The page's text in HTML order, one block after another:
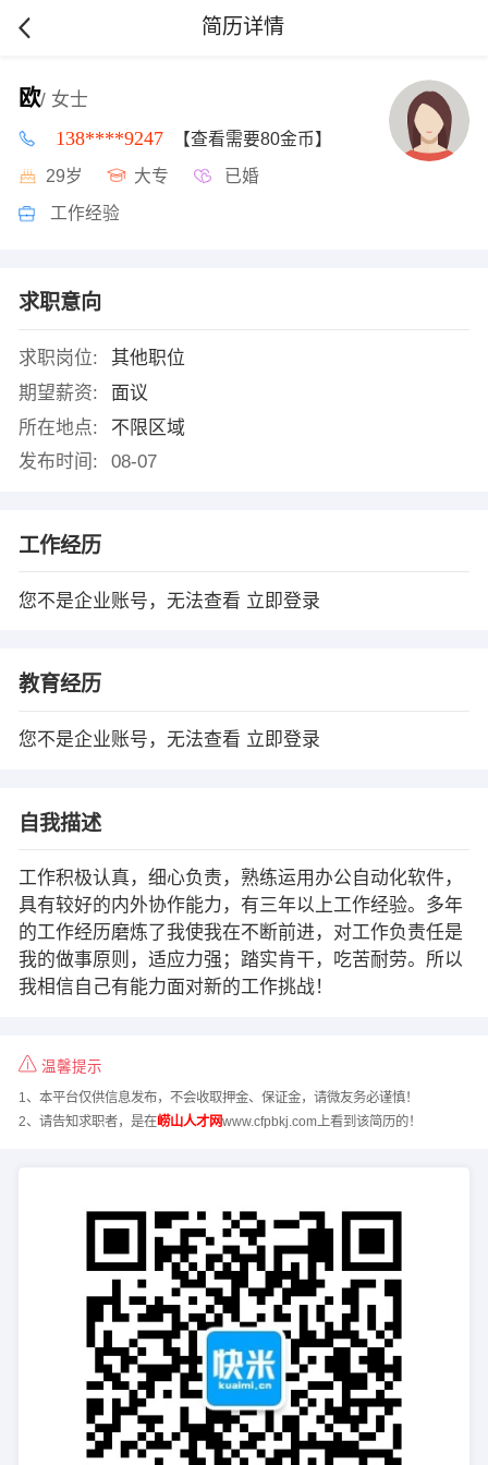
简历详情
欧/ 女士
138****9247 【查看需要80金币】
29岁 大专 已婚
工作经验
求职意向
求职岗位:
其他职位
期望薪资:
面议
所在地点:
不限区域
发布时间:
08-07
工作经历
您不是企业账号，无法查看 立即登录
教育经历
您不是企业账号，无法查看 立即登录
自我描述
工作积极认真，细心负责，熟练运用办公自动化软件，
具有较好的内外协作能力，有三年以上工作经验。多年
的工作经历磨炼了我使我在不断前进，对工作负责任是
我的做事原则，适应力强；踏实肯干，吃苦耐劳。所以
我相信自己有能力面对新的工作挑战！
温馨提示
1、本平台仅供信息发布，不会收取押金、保证金，请微友务必谨慎！
2、请告知求职者，是在崂山人才网www.cfpbkj.com上看到该简历的！